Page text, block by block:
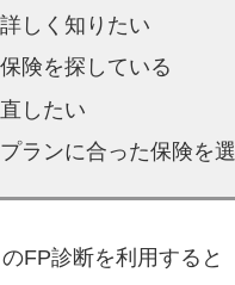
しく知りたい
険を探している
したい
ランに合った保険を
のFP診断を利用すると